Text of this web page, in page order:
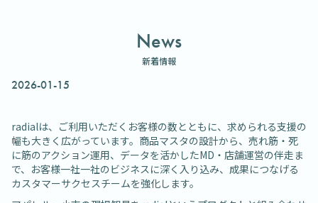
News
新着情報
2026-01-15
radialは、ご利用いただくお客様の数とともに、求められる支援の
幅も大きく広がっています。商品マスタの設計から、売れ筋・死
に筋のアクション運用、データを活かしたMD・店舗運営の伴走ま
で、お客様一社一社のビジネスに深く入り込み、成果につなげる
カスタマーサクセスチームを強化します。